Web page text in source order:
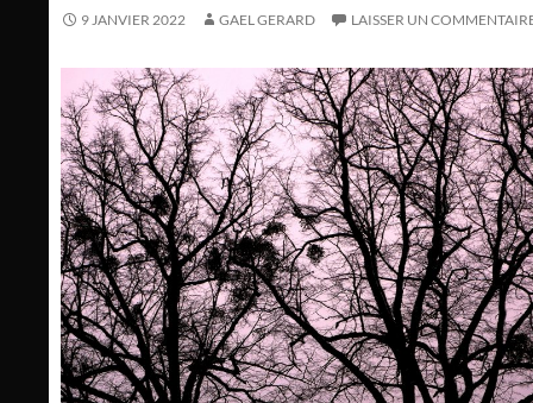
9 JANVIER 2022 GAEL GERARD LAISSER UN